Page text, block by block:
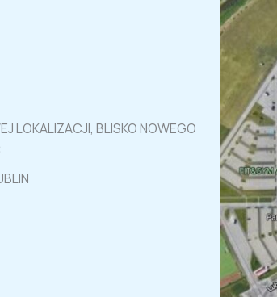
LOKALIZACJI, BLISKO NOWEGO